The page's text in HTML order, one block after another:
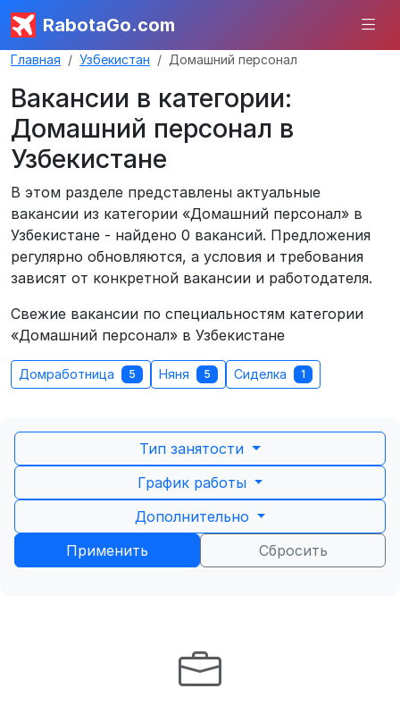
RabotaGo.com
Главная Узбекистан Домашний персонал
Вакансии в категории:
Домашний персонал в
Узбекистане
В этом разделе представлены актуальные
вакансии из категории «Домашний персонал» в
Узбекистане - найдено 0 вакансий. Предложения
регулярно обновляются, а условия и требования
зависят от конкретной вакансии и работодателя.
Свежие вакансии по специальностям категории
«Домашний персонал» в Узбекистане
Домработница 5 Няня 5 Сиделка 1
Тип занятости
График работы
Дополнительно
Применить
Сбросить